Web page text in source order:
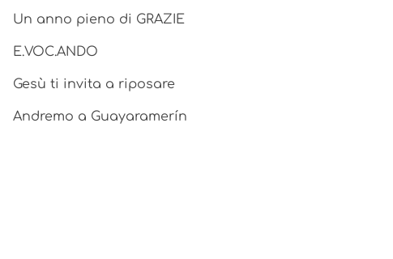
Un anno pieno di GRAZIE
E.VOC.ANDO
Gesù ti invita a riposare
Andremo a Guayaramerín